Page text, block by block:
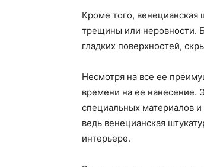
Кроме того, венецианская
трещины или неровности.
гладких поверхностей,
Несмотря на все ее
времени на ее нанесение.
специальных материалов и
ведь венецианская
интерьере.